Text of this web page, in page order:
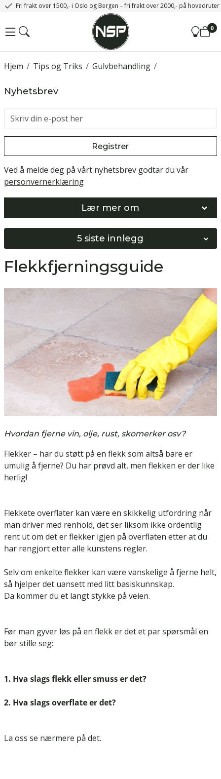
Fri frakt over 1500,- i Oslo og Bergen – fri frakt over 2000,- på
0
/
Hjem /
Tips og Triks /
Gulvbehandling
Nyhetsbrev
Registrer
Ved å melde deg på vårt nyhetsbrev godtar du vår
personvernerklæring
Lær mer om
5 siste innlegg
Norges Beste Vinduspusser 2026
Bygg ditt eget Softwash system!
Hvordan bunnskure gulv?
Hvordan nøytralisere gulv?
Flekkfjerningsguide
Hvordan fjerne vin, olje, rust, skomerker osv?
Flekker – har du støtt på en flekk som altså bare er
umulig å fjerne? Du har prøvd alt, men flekken er der like
herlig!
Flekkete overflater kan være en skikkelig utfordring når
man driver med renhold, det ser liksom ikke ordentlig
rent ut om det er flekker igjen på overflaten etter at du
har rengjort etter alle kunstens regler.
Selv om enkelte flekker kan være vanskelige å fjerne helt,
så hjelper det uansett med litt basiskunnskap.
Da kommer du et langt stykke på veien.
Før man gyver løs på en flekk er det et par spørsmål en
bør stille seg:
1. Hva slags flekk eller smuss er det?
2. Hva slags overflate er det?
La oss se nærmere på det.